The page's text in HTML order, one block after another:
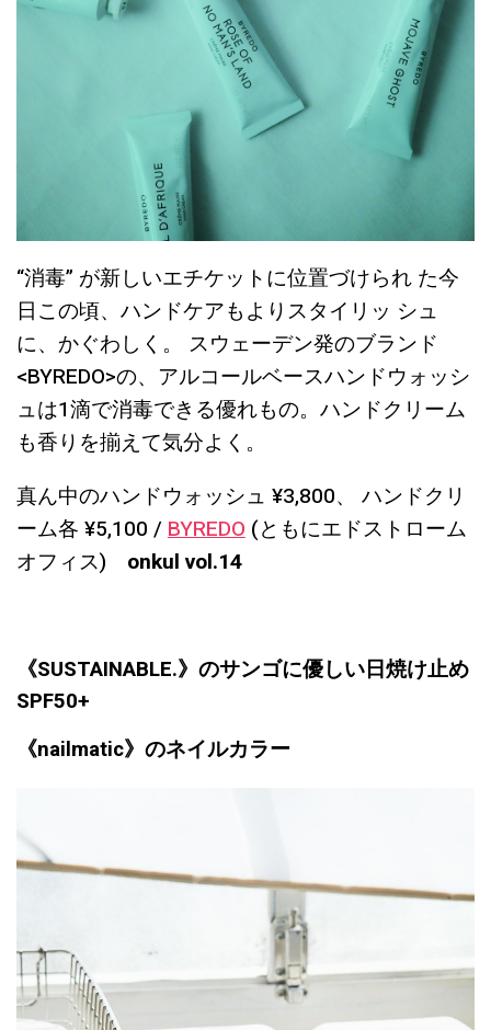
“消毒” が新しいエチケットに位置づけられ た今
日この頃、ハンドケアもよりスタイリッ シュ
に、かぐわしく。 スウェーデン発のブランド
<BYREDO>の、アルコールベースハンドウォッシ
ュは1滴で消毒できる優れもの。ハンドクリーム
も香りを揃えて気分よく。
真ん中のハンドウォッシュ ¥3,800、 ハンドクリ
ーム各 ¥5,100 / BYREDO(ともにエドストローム
オフィス) onkul vol.14
《SUSTAINABLE.》のサンゴに優しい日焼け止め
SPF50+
《nailmatic》のネイルカラー